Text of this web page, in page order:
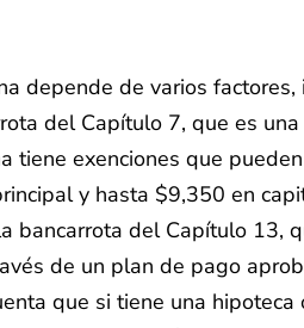
depende de varios
del Capítulo 7, que es
exenciones que
y hasta $9,350 en
del Capítulo 13,
de un plan de pago
que si tiene una